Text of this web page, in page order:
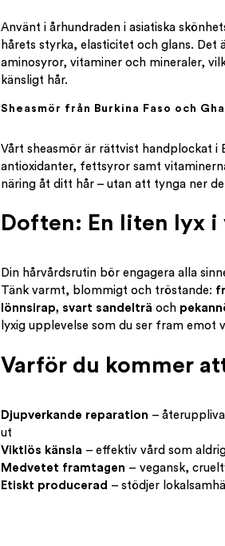
Använt i århundraden i asiatiska
hårets styrka, elasticitet och glans.
aminosyror, vitaminer och mineraler,
känsligt hår.
Sheasmör från Burkina Faso och
Vårt sheasmör är rättvist handplockat i
antioxidanter, fettsyror samt
näring åt ditt hår – utan att tynga ner
Doften: En liten lyx i
Din hårvårdsrutin bör engagera alla
Tänk varmt, blommigt och tröstande:
lönnsirap, svart sandelträ och
lyxig upplevelse som du ser fram emot
Varför du kommer
Djupverkande reparation –
ut
Viktlös känsla – effektiv vård som
Medvetet framtagen – vegansk,
Etiskt producerad – stödjer